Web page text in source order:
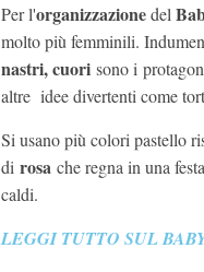
Per l'organizzazionedel
molto più femminili.
nastri, cuori sono i
altre idee divertenti come
Si usano più colori pastello
di rosa che regna in una
caldi.
LEGGI TUTTO SUL